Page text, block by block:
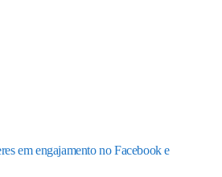
em engajamento no Facebook e